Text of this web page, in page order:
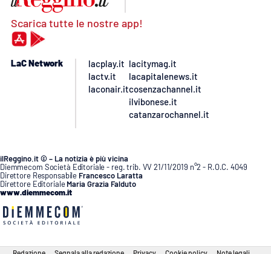
Scarica tutte le nostre app!
LaC Network
lacplay.it
lactv.it
laconair.it
lacitymag.it
lacapitalenews.it
cosenzachannel.it
ilvibonese.it
catanzarochannel.it
ilReggino.it © – La notizia è più vicina
Diemmecom Società Editoriale - reg. trib. VV 21/11/2019 n°2 - R.O.C. 4049
Direttore Responsabile Francesco Laratta
Direttore Editoriale Maria Grazia Falduto
www.diemmecom.it